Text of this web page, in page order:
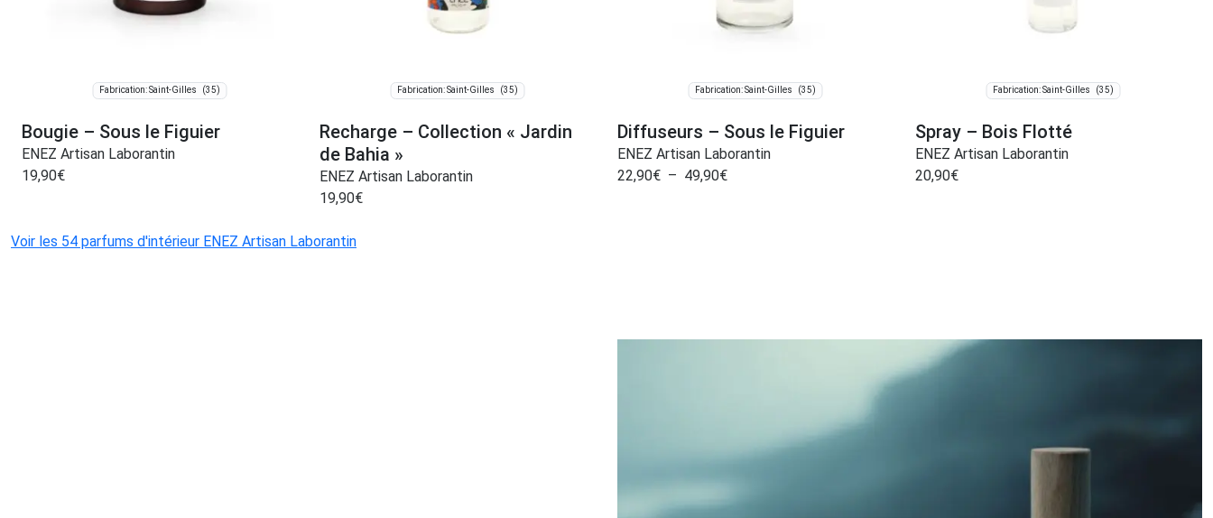
Fabrication: Saint-Gilles (35)
Bougie – Sous le Figuier
ENEZ Artisan Laborantin
19,90€
Fabrication: Saint-Gilles (35)
Recharge – Collection « Jardin
de Bahia »
ENEZ Artisan Laborantin
19,90€
Fabrication: Saint-Gilles (35)
Diffuseurs – Sous le Figuier
ENEZ Artisan Laborantin
22,90€ – 49,90€
Fabrication: Saint-Gilles (35)
Spray – Bois Flotté
ENEZ Artisan Laborantin
20,90€
Voir les 54 parfums d'intérieur ENEZ Artisan Laborantin